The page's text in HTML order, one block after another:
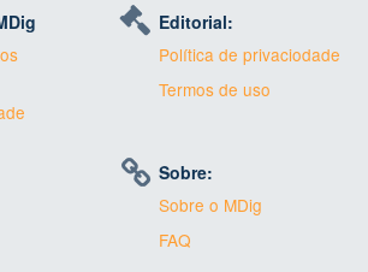
Editorial:
Política de privaciodade
Termos de uso
Sobre:
Sobre o MDig
FAQ